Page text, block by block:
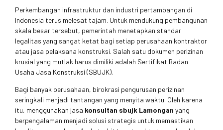
Perkembangan infrastruktur dan industri pertambangan di
Indonesia terus melesat tajam. Untuk mendukung pembangunan
skala besar tersebut, pemerintah menetapkan standar
legalitas yang sangat ketat bagi setiap perusahaan kontraktor
atau jasa pelaksana konstruksi. Salah satu dokumen perizinan
krusial yang mutlak harus dimiliki adalah Sertifikat Badan
Usaha Jasa Konstruksi (SBUJK).
Bagi banyak perusahaan, birokrasi pengurusan perizinan
seringkali menjadi tantangan yang menyita waktu. Oleh karena
itu, menggunakan jasa konsultan sbujk Lamongan yang
berpengalaman menjadi solusi strategis untuk memastikan